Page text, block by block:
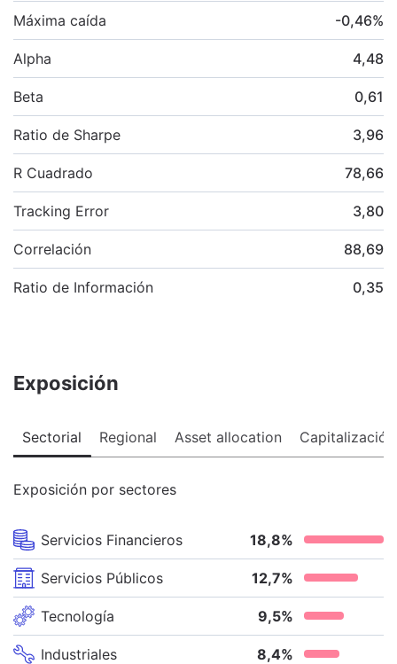
Máxima caída -0,46%
Alpha 4,48
Beta 0,61
Ratio de Sharpe 3,96
R Cuadrado 78,66
Tracking Error 3,80
Correlación 88,69
Ratio de Información 0,35
Exposición
Sectorial Regional Asset allocation Capitalización
Exposición por sectores
Servicios Financieros 18,8%
Servicios Públicos 12,7%
Tecnología 9,5%
Industriales 8,4%